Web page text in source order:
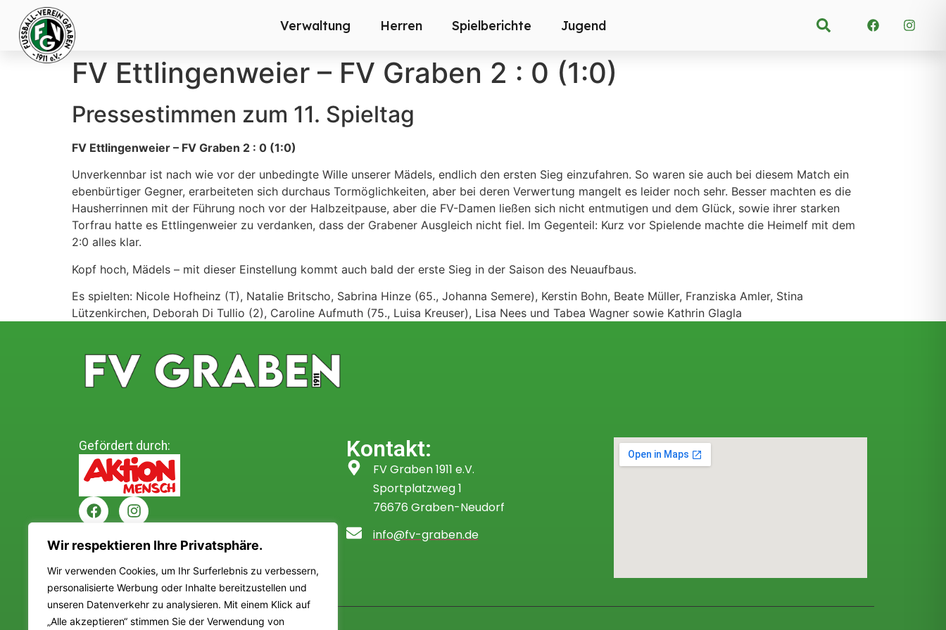
Wir respektieren Ihre Privatsphäre.
Wir verwenden Cookies, um Ihr Surferlebnis zu verbessern,
personalisierte Werbung oder Inhalte bereitzustellen und
unseren Datenverkehr zu analysieren. Mit einem Klick auf
„Alle akzeptieren“ stimmen Sie der Verwendung von
Verwaltung Herren Spielberichte Jugend Suchen
FV Ettlingenweier – FV Graben 2 : 0 (1:0)
Pressestimmen zum 11. Spieltag
FV Ettlingenweier – FV Graben 2 : 0 (1:0)
Unverkennbar ist nach wie vor der unbedingte Wille unserer Mädels, endlich den ersten Sieg einzufahren. So waren sie auch bei diesem Match ein
ebenbürtiger Gegner, erarbeiteten sich durchaus Tormöglichkeiten, aber bei deren Verwertung mangelt es leider noch sehr. Besser machten es die
Hausherrinnen mit der Führung noch vor der Halbzeitpause, aber die FV-Damen ließen sich nicht entmutigen und dem Glück, sowie ihrer starken
Torfrau hatte es Ettlingenweier zu verdanken, dass der Grabener Ausgleich nicht fiel. Im Gegenteil: Kurz vor Spielende machte die Heimelf mit dem
2:0 alles klar.
Kopf hoch, Mädels – mit dieser Einstellung kommt auch bald der erste Sieg in der Saison des Neuaufbaus.
Es spielten: Nicole Hofheinz (T), Natalie Britscho, Sabrina Hinze (65., Johanna Semere), Kerstin Bohn, Beate Müller, Franziska Amler, Stina
Lützenkirchen, Deborah Di Tullio (2), Caroline Aufmuth (75., Luisa Kreuser), Lisa Nees und Tabea Wagner sowie Kathrin Glagla
Gefördert durch: Kontakt:
FV Graben 1911 e.V.
Sportplatzweg 1
76676 Graben-Neudorf
info@fv-graben.de